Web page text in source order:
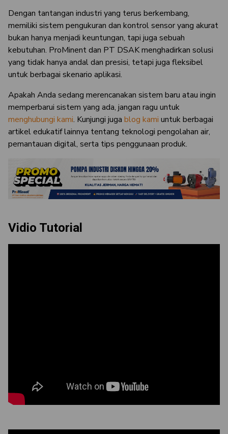
Dengan tantangan industri yang terus berkembang,
memiliki sistem pengukuran dan kontrol sensor yang akurat
bukan hanya menjadi keuntungan, tapi juga sebuah
kebutuhan. ProMinent dan PT DSAK menghadirkan solusi
yang tidak hanya andal dan presisi, tetapi juga fleksibel
untuk berbagai skenario aplikasi.
Apakah Anda sedang merencanakan sistem baru atau ingin
memperbarui sistem yang ada, jangan ragu untuk
menghubungi kami. Kunjungi juga blog kami untuk berbagai
artikel edukatif lainnya tentang teknologi pengolahan air,
pemantauan digital, serta tips penggunaan produk.
Vidio Tutorial